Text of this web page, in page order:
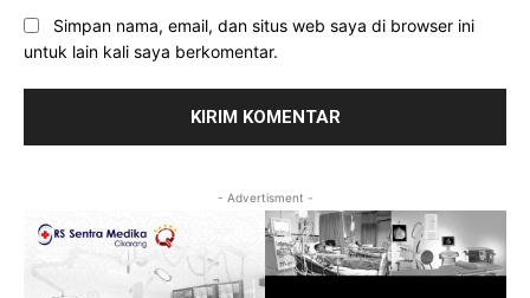
Simpan nama, email, dan situs web saya di browser ini
untuk lain kali saya berkomentar.
- Advertisment -